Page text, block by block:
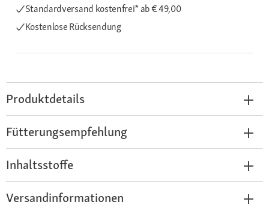
Standardversand kostenfrei*ab € 49,00
Kostenlose Rücksendung
Produktdetails
Fütterungsempfehlung
Inhaltsstoffe
Versandinformationen